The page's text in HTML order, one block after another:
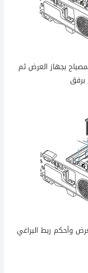
بجهاز العرض ثم
وأحكم ربط البراغي